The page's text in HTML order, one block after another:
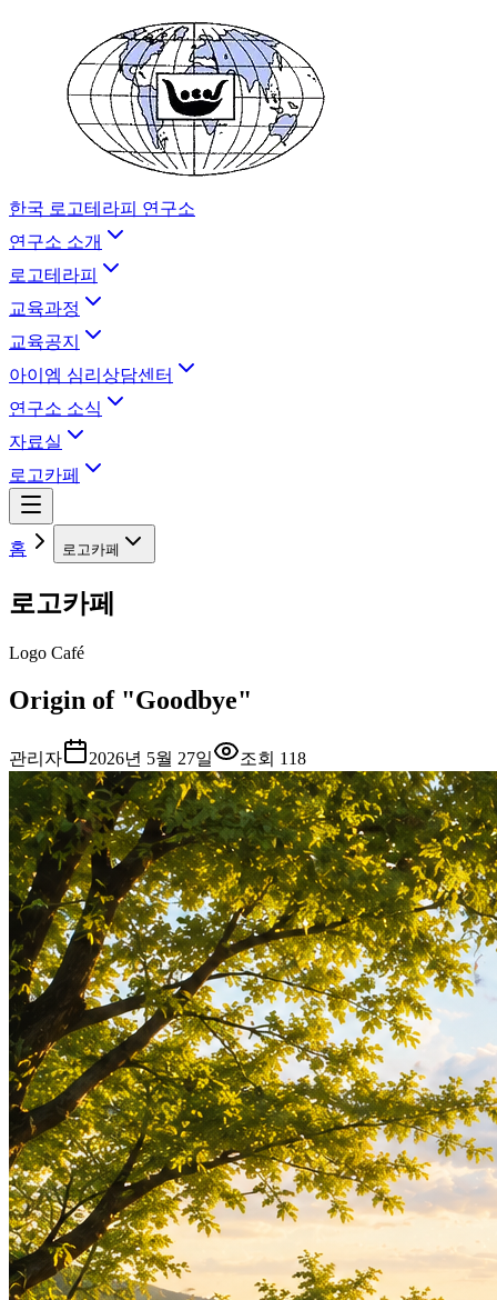
한국 로고테라피 연구소
연구소 소개
로고테라피
교육과정
교육공지
아이엠 심리상담센터
연구소 소식
자료실
로고카페
홈 로고카페
로고카페
Logo Café
Origin of "Goodbye"
관리자 2026년 5월 27일 조회 118